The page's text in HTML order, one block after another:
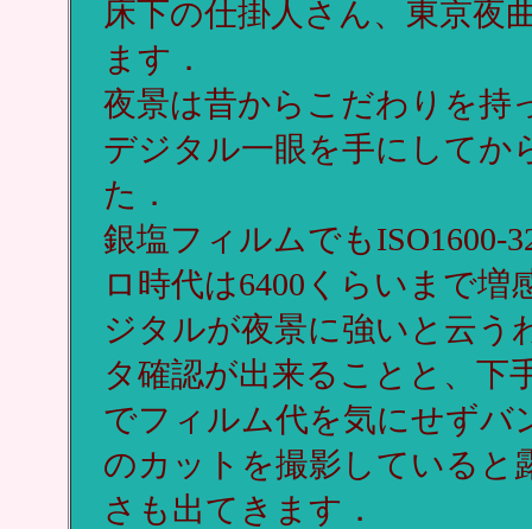
床下の仕掛人さん、東京夜
ます．
夜景は昔からこだわりを持
デジタル一眼を手にしてか
た．
銀塩フィルムでもISO1600-
ロ時代は6400くらいまで
ジタルが夜景に強いと云う
タ確認が出来ることと、下
でフィルム代を気にせずバ
のカットを撮影していると
さも出てきます．